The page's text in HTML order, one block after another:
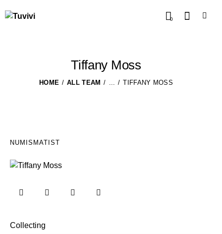
0
Tiffany Moss
HOME ALL TEAM ... TIFFANY MOSS
NUMISMATIST
Collecting